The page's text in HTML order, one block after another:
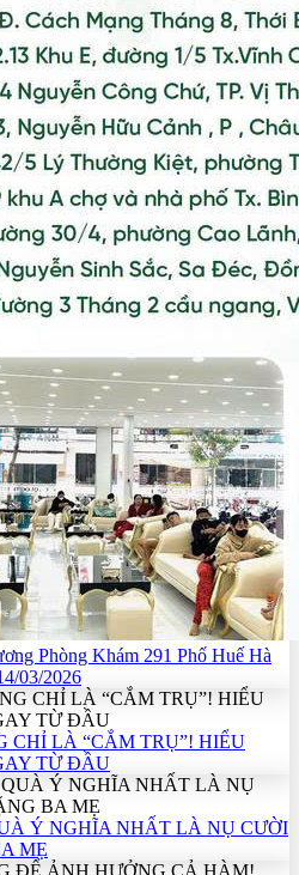
Phòng Khám 291 Phố Huế Hà
03/2026
CHỈ LÀ “CẮM TRỤ”! HIỂU
TỪ ĐẦU
Ý NGHĨA NHẤT LÀ NỤ CƯỜI
MẸ